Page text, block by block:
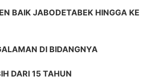
BAIK JABODETABEK HINGGA KE
DI BIDANGNYA
DARI 15 TAHUN